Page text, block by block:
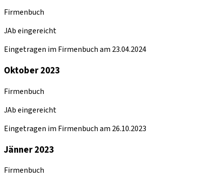
Firmenbuch
JAb eingereicht
Eingetragen im Firmenbuch am 23.04.2024
Oktober 2023
Firmenbuch
JAb eingereicht
Eingetragen im Firmenbuch am 26.10.2023
Jänner 2023
Firmenbuch